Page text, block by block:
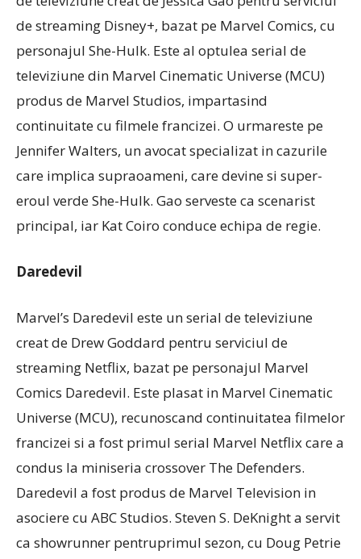
de streaming Disney+, bazat pe Marvel Comics, cu
personajul She-Hulk. Este al optulea serial de
televiziune din Marvel Cinematic Universe (MCU)
produs de Marvel Studios, impartasind
continuitate cu filmele francizei. O urmareste pe
Jennifer Walters, un avocat specializat in cazurile
care implica supraoameni, care devine si super-
eroul verde She-Hulk. Gao serveste ca scenarist
principal, iar Kat Coiro conduce echipa de regie.
Daredevil
Marvel’s Daredevil este un serial de televiziune
creat de Drew Goddard pentru serviciul de
streaming Netflix, bazat pe personajul Marvel
Comics Daredevil. Este plasat in Marvel Cinematic
Universe (MCU), recunoscand continuitatea filmelor
francizei si a fost primul serial Marvel Netflix care a
condus la miniseria crossover The Defenders.
Daredevil a fost produs de Marvel Television in
asociere cu ABC Studios. Steven S. DeKnight a servit
ca showrunner pentruprimul sezon, cu Doug Petrie